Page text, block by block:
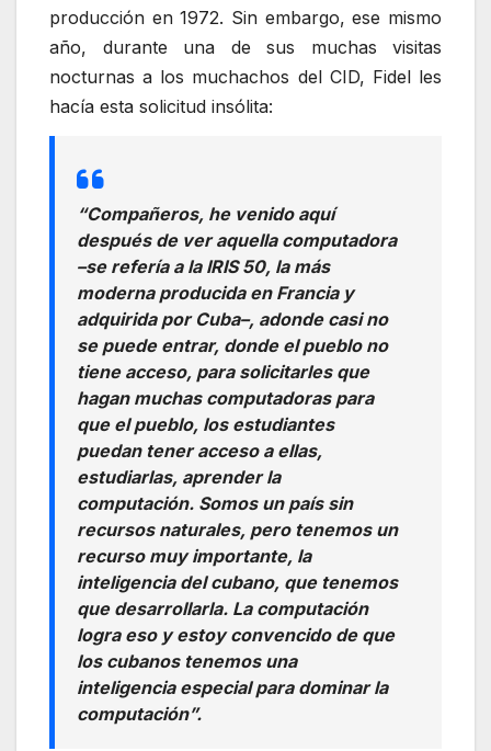
producción en 1972. Sin embargo, ese mismo
año, durante una de sus muchas visitas
nocturnas a los muchachos del CID, Fidel les
hacía esta solicitud insólita:
“Compañeros, he venido aquí
después de ver aquella computadora
–se refería a la IRIS 50, la más
moderna producida en Francia y
adquirida por Cuba–, adonde casi no
se puede entrar, donde el pueblo no
tiene acceso, para solicitarles que
hagan muchas computadoras para
que el pueblo, los estudiantes
puedan tener acceso a ellas,
estudiarlas, aprender la
computación. Somos un país sin
recursos naturales, pero tenemos un
recurso muy importante, la
inteligencia del cubano, que tenemos
que desarrollarla. La computación
logra eso y estoy convencido de que
los cubanos tenemos una
inteligencia especial para dominar la
computación”.